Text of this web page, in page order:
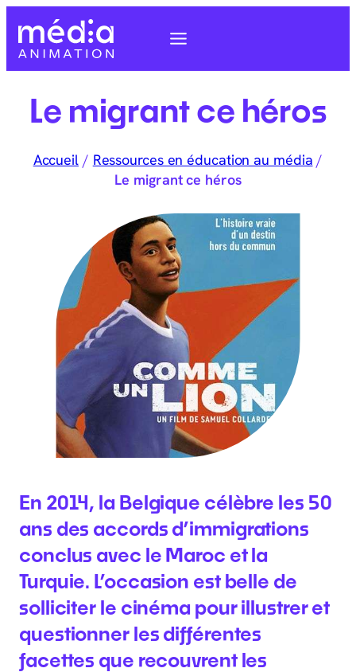
Le migrant ce héros
Accueil/ Ressources en éducation au média /
Le migrant ce héros
En 2014, la Belgique célèbre les 50
ans des accords d’immigrations
conclus avec le Maroc et la
Turquie. L’occasion est belle de
solliciter le cinéma pour illustrer et
questionner les différentes
facettes que recouvrent les